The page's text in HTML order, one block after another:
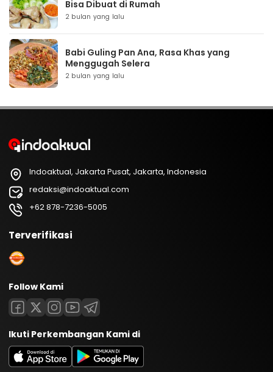
Bisa Dibuat di Rumah
2 bulan yang lalu
Babi Guling Pan Ana, Rasa Khas yang
Menggugah Selera
2 bulan yang lalu
Indoaktual, Jakarta Pusat, Jakarta, Indonesia
redaksi@indoaktual.com
+62 878-7236-5005
Terverifikasi
Follow Kami
Ikuti Perkembangan Kami di